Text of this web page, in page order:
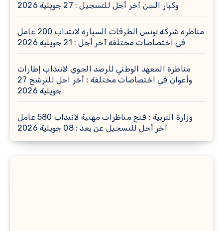
وكبار السن آخر أجل للتسجيل : 27 جويلية 2026
مناظرة شركة تونس الطرقات السيارة لانتداب 200 عامل
في اختصاصات مختلفة آخر أجل : 21 جويلية 2026
مناظرة المعهد الوطني للرصد الجوي لانتداب إطارات
وأعوان في اختصاصات مختلفة : أخر اجل للترشح 27
جويلية 2026
وزارة التربية : فتح مناظرات مهنية لانتداب 580 عامل
آخر أجل للتسجيل عن بعد : 08 جويلية 2026